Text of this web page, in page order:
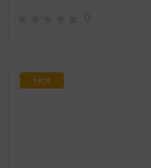
Hot